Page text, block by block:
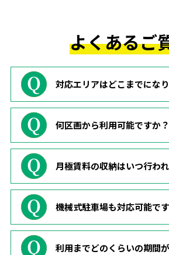
よくあるご
対応エリアはどこまでにな
何区画から利用可能ですか？
月極賃料の収納はいつ行わ
機械式駐車場も対応可能で
利用までどのくらいの期間